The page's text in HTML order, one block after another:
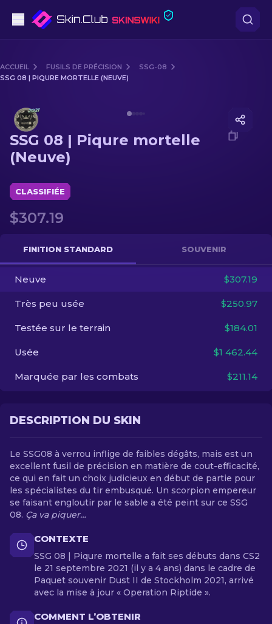
Milieu de gamme
Fusils
Fusils de Précision
Gants
Autre
FR
ACCUEIL FUSILS DE PRÉCISION
SSG-08
SSG 08 | PIQURE MORTELLE (NEUVE)
SSG 08 | Piqure mortelle
(Neuve)
CLASSIFIÉE
$307.19
FINITION STANDARD SOUVENIR
Neuve $307.19
Très peu usée $250.97
Testée sur le terrain $184.01
Usée $1 462.44
Marquée par les combats $211.14
DESCRIPTION DU SKIN
Le SSG08 à verrou inflige de faibles dégâts, mais est un
excellent fusil de précision en matière de cout-efficacité,
ce qui en fait un choix judicieux en début de partie pour
les spécialistes du tir embusqué. Un scorpion empereur
se faisant engloutir par le sable a été peint sur ce SSG
08. Ça va piquer…
CONTEXTE
SSG 08 | Piqure mortelle a fait ses débuts dans CS2
le 21 septembre 2021 (il y a 4 ans) dans le cadre de
Paquet souvenir Dust II de Stockholm 2021, arrivé
avec la mise à jour « Operation Riptide ».
COMMENT L’OBTENIR